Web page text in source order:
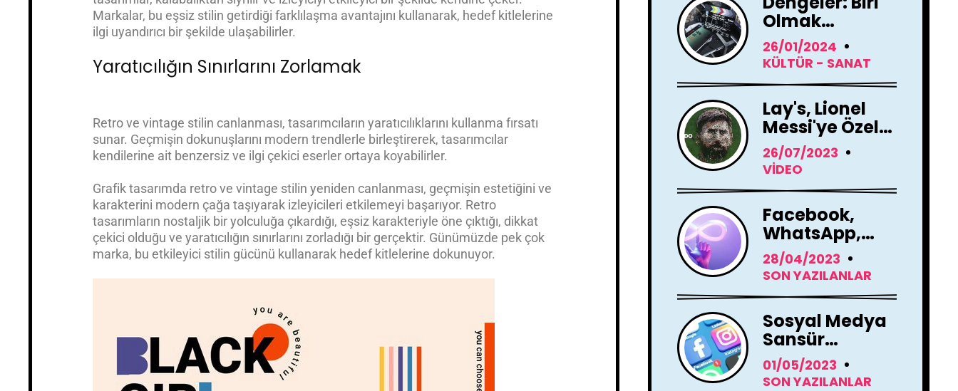
Markalar, bu eşsiz stilin getirdiği farklılaşma avantajını kullanarak, hedef kitlelerine
ilgi uyandırıcı bir şekilde ulaşabilirler.
Yaratıcılığın Sınırlarını Zorlamak
Retro ve vintage stilin canlanması, tasarımcıların yaratıcılıklarını kullanma fırsatı
sunar. Geçmişin dokunuşlarını modern trendlerle birleştirerek, tasarımcılar
kendilerine ait benzersiz ve ilgi çekici eserler ortaya koyabilirler.
Grafik tasarımda retro ve vintage stilin yeniden canlanması, geçmişin estetiğini ve
karakterini modern çağa taşıyarak izleyicileri etkilemeyi başarıyor. Retro
tasarımların nostaljik bir yolculuğa çıkardığı, eşsiz karakteriyle öne çıktığı, dikkat
çekici olduğu ve yaratıcılığın sınırlarını zorladığı bir gerçektir. Günümüzde pek çok
marka, bu etkileyici stilin gücünü kullanarak hedef kitlelerine dokunuyor.
Olmak
Dizisi'nin
Çekimleri
Başladı !
26/01/2024
KÜLTÜR - SANAT
Lay's, Lionel
Messi'ye Özel
Hoş Geldin
Mesajı!
26/07/2023
VIDEO
Facebook,
WhatsApp,
Instagram
Yapay Zeka
Araçları
Kullanacak
28/04/2023
SON YAZILANLAR
Sosyal Medya
Sansür
Tartışmaları
01/05/2023
SON YAZILANLAR